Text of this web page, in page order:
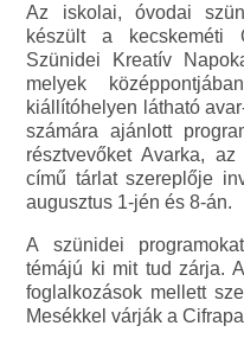
Az iskolai, óvodai
készült a kecskeméti
Szünidei Kreatív
melyek
kiállítóhelyen látható
számára ajánlott
résztvevőket Avarka,
című tárlat szereplője
augusztus 1-jén és 8-án.
A szünidei
témájú ki mit tud zárja.
foglalkozások mellett
Mesékkel várják a